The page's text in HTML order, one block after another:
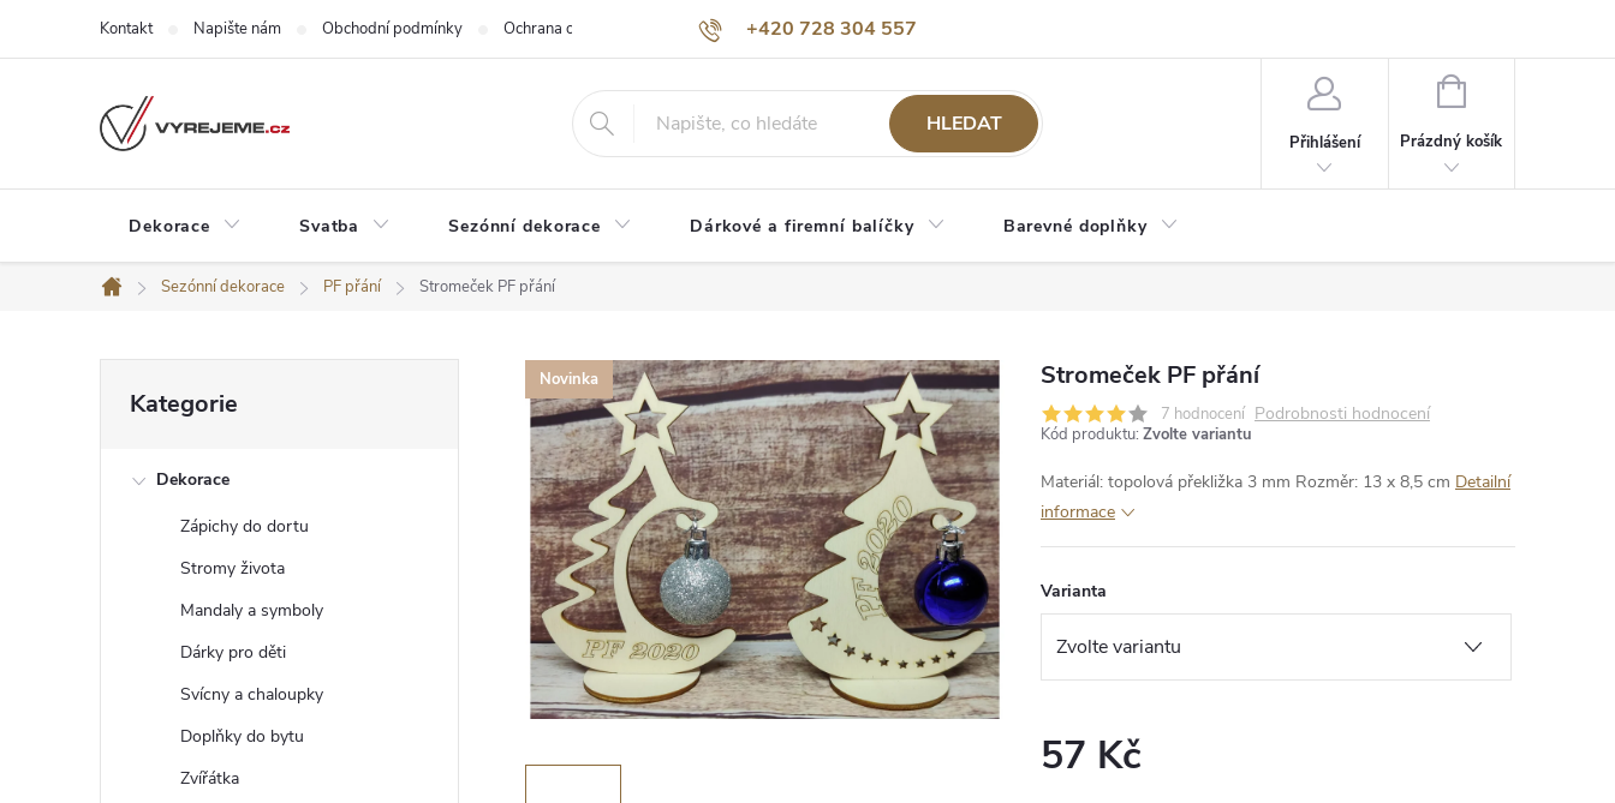
+420 728 304 557
Kontakt Napište nám Obchodní podmínky Ochrana osobních údajů O nás
HLEDAT
Přihlášení
NÁKUPNÍ
Prázdný košík
Dekorace Svatba Sezónní dekorace Dárkové a firemní balíčky Barevné doplňky
Domů
Sezónní dekorace PF přání Stromeček PF přání
kategorie
Kategorie
Dekorace
Zápichy do dortu
Stromy života
Mandaly a symboly
Dárky pro děti
Svícny a chaloupky
Doplňky do bytu
Zvířátka
Novinka Stromeček PF přání
7 hodnocení Podrobnosti hodnocení
Kód produktu: Zvolte variantu
Materiál: topolová překližka 3 mm Rozměr: 13 x 8,5 cm Detailní
informace
Varianta
57 Kč